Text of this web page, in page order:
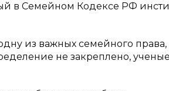
в Семейном Кодексе РФ
из важных семейного права,
не закреплено,